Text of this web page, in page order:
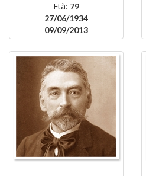
Età: 79
27/06/1934
09/09/2013